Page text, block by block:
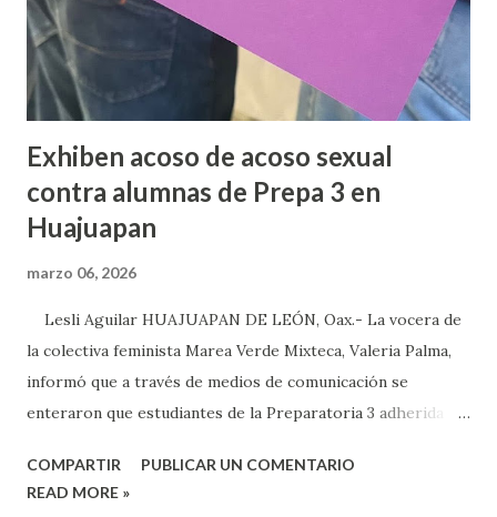
Exhiben acoso de acoso sexual
contra alumnas de Prepa 3 en
Huajuapan
marzo 06, 2026
Lesli Aguilar HUAJUAPAN DE LEÓN, Oax.- La vocera de
la colectiva feminista Marea Verde Mixteca, Valeria Palma,
informó que a través de medios de comunicación se
enteraron que estudiantes de la Preparatoria 3 adherida a
colocado un tendedero de denuncias por el tema de acoso
COMPARTIR
PUBLICAR UN COMENTARIO
READ MORE »